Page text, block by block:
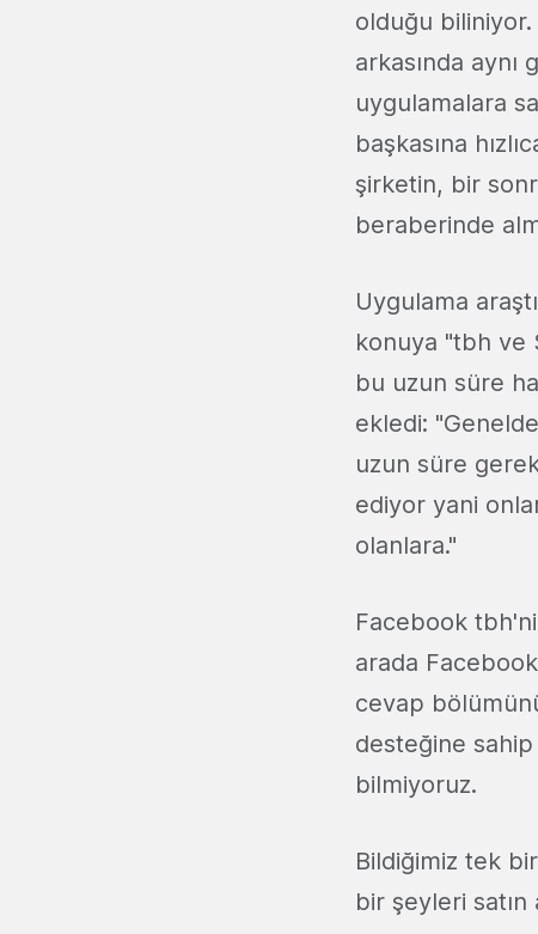
olduğu biliniyor.
arkasında
uygulamalara
başkasına
şirketin, bir
beraberinde
Uygulama
konuya "tbh ve
bu uzun süre
ekledi:
uzun süre
ediyor yani
olanlara."
Facebook
arada
cevap
desteğine
bilmiyoruz.
Bildiğimiz tek
bir şeyleri